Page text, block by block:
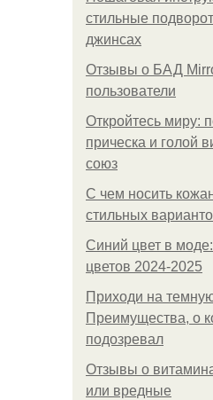
стильные
джинсах
Отзывы о БАД
пользователи
Откройтесь миру:
прическа и голой
союз
С чем носить
стильных
Синий цвет в
цветов 2024-2025
Приходи на
Преимущества, о
подозревал
Отзывы о
или вредные